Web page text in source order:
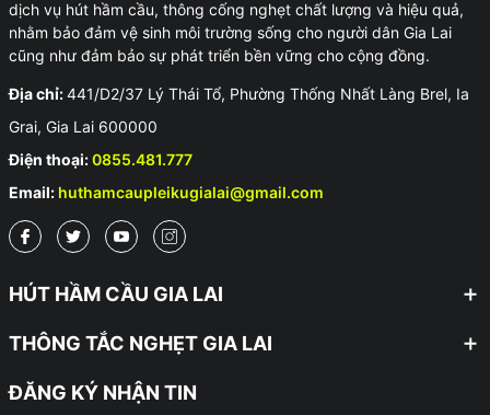
dịch vụ hút hầm cầu, thông cống nghẹt chất lượng và hiệu quả,
nhằm bảo đảm vệ sinh môi trường sống cho người dân Gia Lai
cũng như đảm bảo sự phát triển bền vững cho cộng đồng.
Địa chỉ:441/D2/37 Lý Thái Tổ, Phường Thống Nhất Làng Brel, Ia
Grai, Gia Lai 600000
Điện thoại:0855.481.777
Email: huthamcaupleikugialai@gmail.com
HÚT HẦM CẦU GIA LAI
THÔNG TẮC NGHẸT GIA LAI
ĐĂNG KÝ NHẬN TIN